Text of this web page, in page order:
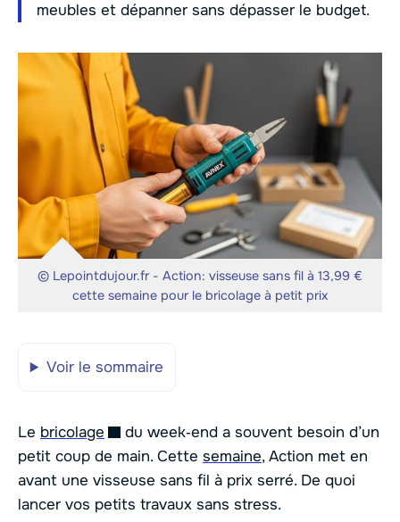
meubles et dépanner sans dépasser le budget.
© Lepointdujour.fr - Action: visseuse sans fil à 13,99 €
cette semaine pour le bricolage à petit prix
Voir le sommaire
Le bricolage
du week‑end a souvent besoin d’un
petit coup de main. Cette semaine, Action met en
avant une visseuse sans fil à prix serré. De quoi
lancer vos petits travaux sans stress.